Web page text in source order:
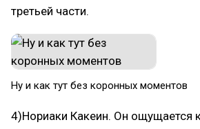
третьей части.
Ну и как тут без коронных моментов
4)Нориаки Какеин. Он ощущается